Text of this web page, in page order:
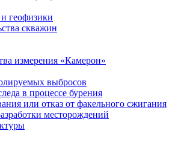
геофизики
скважин
измерения «Камерон»
выбросов
в процессе бурения
или отказ от факельного сжигания
месторождений